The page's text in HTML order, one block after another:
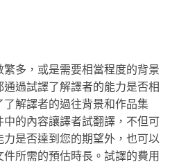
多，或是需要相當程度的背景
過試譯了解譯者的能力是否相
解譯者的過往背景和作品集
的內容讓譯者試翻譯，不但可
是否達到您的期望外，也可以
所需的預估時長。試譯的費用